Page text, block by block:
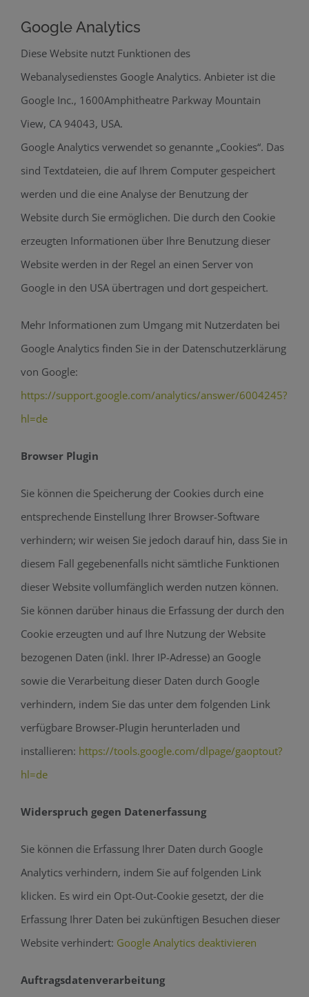
Google Analytics
Diese Website nutzt Funktionen des
Webanalysedienstes Google Analytics. Anbieter ist die
Google Inc., 1600Amphitheatre Parkway Mountain
View, CA 94043, USA.
Google Analytics verwendet so genannte „Cookies“. Das
sind Textdateien, die auf Ihrem Computer gespeichert
werden und die eine Analyse der Benutzung der
Website durch Sie ermöglichen. Die durch den Cookie
erzeugten Informationen über Ihre Benutzung dieser
Website werden in der Regel an einen Server von
Google in den USA übertragen und dort gespeichert.
Mehr Informationen zum Umgang mit Nutzerdaten bei
Google Analytics finden Sie in der Datenschutzerklärung
von Google:
https://support.google.com/analytics/answer/6004245?
hl=de
Browser Plugin
Sie können die Speicherung der Cookies durch eine
entsprechende Einstellung Ihrer Browser-Software
verhindern; wir weisen Sie jedoch darauf hin, dass Sie in
diesem Fall gegebenenfalls nicht sämtliche Funktionen
dieser Website vollumfänglich werden nutzen können.
Sie können darüber hinaus die Erfassung der durch den
Cookie erzeugten und auf Ihre Nutzung der Website
bezogenen Daten (inkl. Ihrer IP-Adresse) an Google
sowie die Verarbeitung dieser Daten durch Google
verhindern, indem Sie das unter dem folgenden Link
verfügbare Browser-Plugin herunterladen und
installieren: https://tools.google.com/dlpage/gaoptout?
hl=de
Widerspruch gegen Datenerfassung
Sie können die Erfassung Ihrer Daten durch Google
Analytics verhindern, indem Sie auf folgenden Link
klicken. Es wird ein Opt-Out-Cookie gesetzt, der die
Erfassung Ihrer Daten bei zukünftigen Besuchen dieser
Website verhindert: Google Analytics deaktivieren
Auftragsdatenverarbeitung